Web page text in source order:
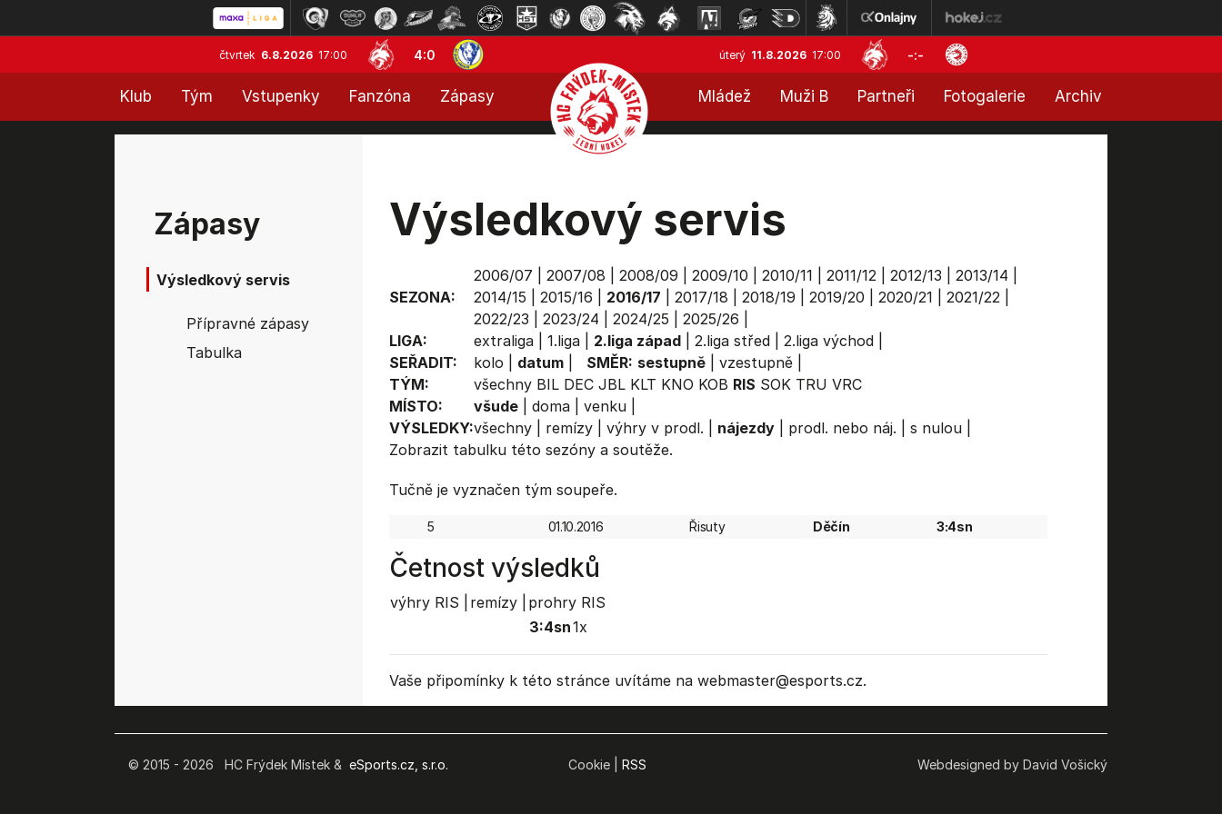
čtvrtek 6.8.2026 17:00 4:0 úterý 11.8.2026 17:00 -:-
Klub Tým Vstupenky Fanzóna Zápasy Mládež Muži B Partneři Fotogalerie Archiv
Zápasy
Výsledkový servis
Přípravné zápasy
Tabulka
Výsledkový servis
SEZONA:
2006/07 2007/08 2008/09 2009/10 2010/11 2011/12| 2012/13 2013/14
2014/15
2015/16 2016/17 2017/18 2018/19 2019/20 2020/21 2021/22|
2022/23
2023/24 2024/25 2025/26
LIGA:
extraliga| 1.liga| 2.liga západ| 2.liga střed| 2.liga východ|
SEŘADIT:
kolo datum| SMĚR: sestupně| vzestupně|
TÝM:
všechny BIL DEC JBL KLT KNO KOB RIS SOK TRU VRC
MÍSTO:
všude| doma| venku|
VÝSLEDKY:všechny| remízy| výhry v prodl. nájezdy| prodl. nebo náj. s nulou|
Zobrazit tabulkutéto sezóny a soutěže.
Tučně je vyznačen tým soupeře.
5 01.10.2016 Řisuty Děčín 3:4sn
Četnost výsledků
výhry RIS | remízy |
prohry RIS
3:4sn1x
Vaše připomínky k této stránce uvítáme na webmaster@esports.cz.
© 2015 - 2026 HC Frýdek Místek &eSports.cz, s.r.o. Cookie | RSS Webdesigned by David Vošický